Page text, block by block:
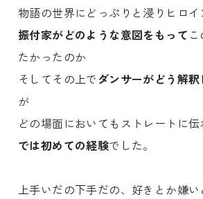
物語の世界にどっぷりと浸りヒロ
振付家がどのような意図をもって
たかったのか
そしてその上でダンサーがどう解
が
どの場面においてもストレートに伝
では初めての経験でした。
上手いだの下手だの、好きとか嫌い